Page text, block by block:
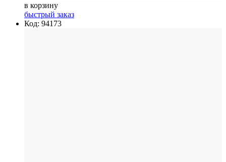
в корзину
быстрый заказ
Код: 94173